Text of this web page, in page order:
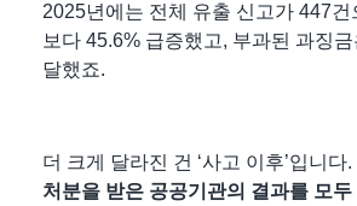
2025년에는 전체 유출 신고가 447
보다 45.6% 급증했고, 부과된 과징금
달했죠.
더 크게 달라진 건 ‘사고 이후’입니다. ​
처분을 받은 공공기관의 결과를 모두